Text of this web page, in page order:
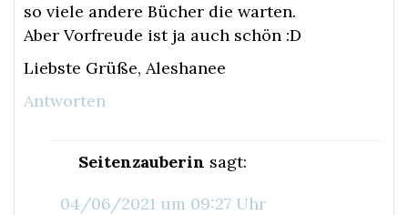
so viele andere Bücher die warten.
Aber Vorfreude ist ja auch schön :D
Liebste Grüße, Aleshanee
Antworten
Seitenzauberin sagt:
04/06/2021 um 09:27 Uhr